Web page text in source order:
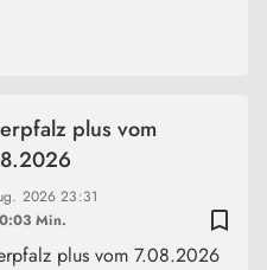
bookmark_border
202623:31
Min.
plus vom
plus vom 7.08.2026